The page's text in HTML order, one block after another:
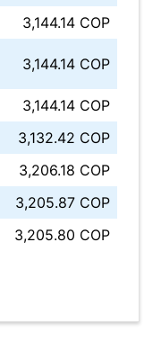
3,144.14 COP
3,144.14 COP
3,144.14 COP
3,132.42 COP
3,206.18 COP
3,205.87 COP
3,205.80 COP